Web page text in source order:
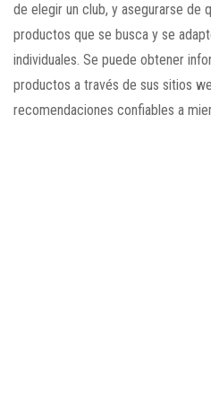
de elegir un club, y asegurarse de
productos que se busca y se
individuales. Se puede obtener
productos a través de sus sitios
recomendaciones confiables a